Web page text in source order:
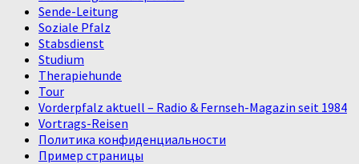
Sende-Leitung
Soziale Pfalz
Stabsdienst
Studium
Therapiehunde
Tour
Vorderpfalz aktuell – Radio & Fernseh-Magazin seit 1984
Vortrags-Reisen
Политика конфиденциальности
Пример страницы